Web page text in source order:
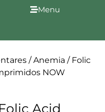
Menu
/Anemia / Folic
NOW
Acid